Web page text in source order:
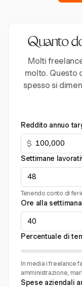
Quanto
Molti
molto. Questo
spesso si
Reddito annuo
$
Settimane
Tenendo conto di
Ore alla settimana
Percentuale di
In media i freelance
amministrazione,
Spese aziendali